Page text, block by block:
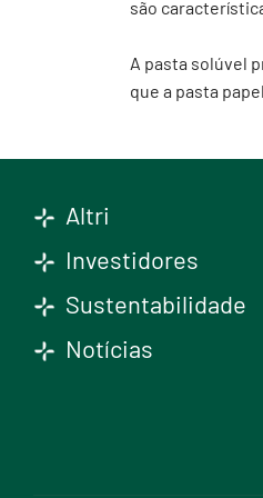
são
A pasta solúvel
que a pasta
Altri
Investidores
Sustentabilidade
Notícias